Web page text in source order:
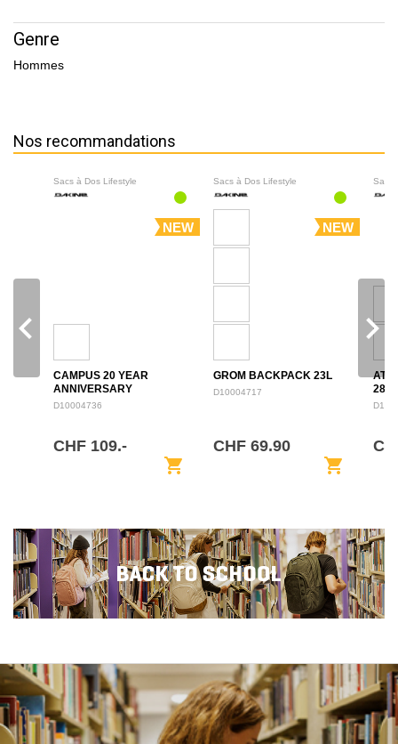
Genre
Hommes
Nos recommandations
Sacs à Dos Lifestyle
NEW
CAMPUS 20 YEAR
ANNIVERSARY
BACKPACK 28L
D10004736
CHF 109.-
shopping_cart
Sacs à Dos Lifestyle
NEW
GROM BACKPACK 23L
D10004717
CHF 69.90
shopping_cart
Sacs
28L
navigate_before navigate_next